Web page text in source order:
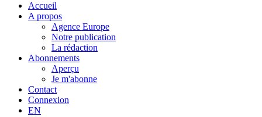
Accueil
A propos
Agence Europe
Notre publication
La rédaction
Abonnements
Aperçu
Je m'abonne
Contact
Connexion
EN